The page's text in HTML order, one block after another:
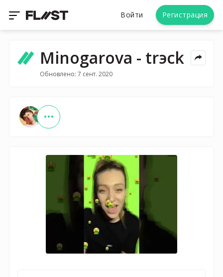
Войти Регистрация
Minogarova - trэck
Обновлено: 7 сент. 2020